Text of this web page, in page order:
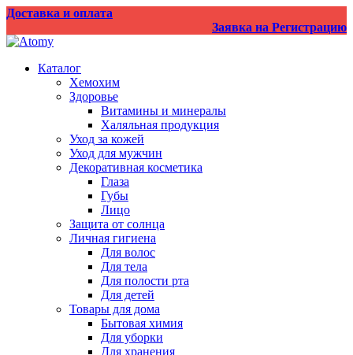
Перейти
содержанию
Доставка и оплата
Заявка на Регистрацию
Каталог
Хемохим
Здоровье
Витамины и минералы
Халяльная продукция
Уход за кожей
Уход для мужчин
Декоративная косметика
Глаза
Губы
Лицо
Защита от солнца
Личная гигиена
Для волос
Для тела
Для полости рта
Для детей
Товары для дома
Бытовая химия
Для уборки
Для хранения